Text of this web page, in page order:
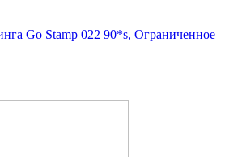
Go Stamp 022 90*s, Ограниченное